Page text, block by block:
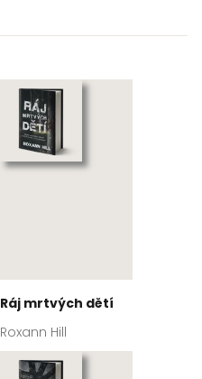
Ráj mrtvých dětí
Roxann Hill